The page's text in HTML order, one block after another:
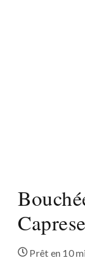
Caprese
Prêt en 10